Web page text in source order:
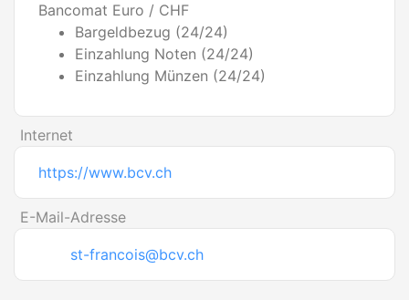
Bancomat Euro / CHF
Bargeldbezug (24/24)
Einzahlung Noten (24/24)
Einzahlung Münzen (24/24)
Internet
https://www.bcv.ch
E-Mail-Adresse
st-francois@bcv.ch